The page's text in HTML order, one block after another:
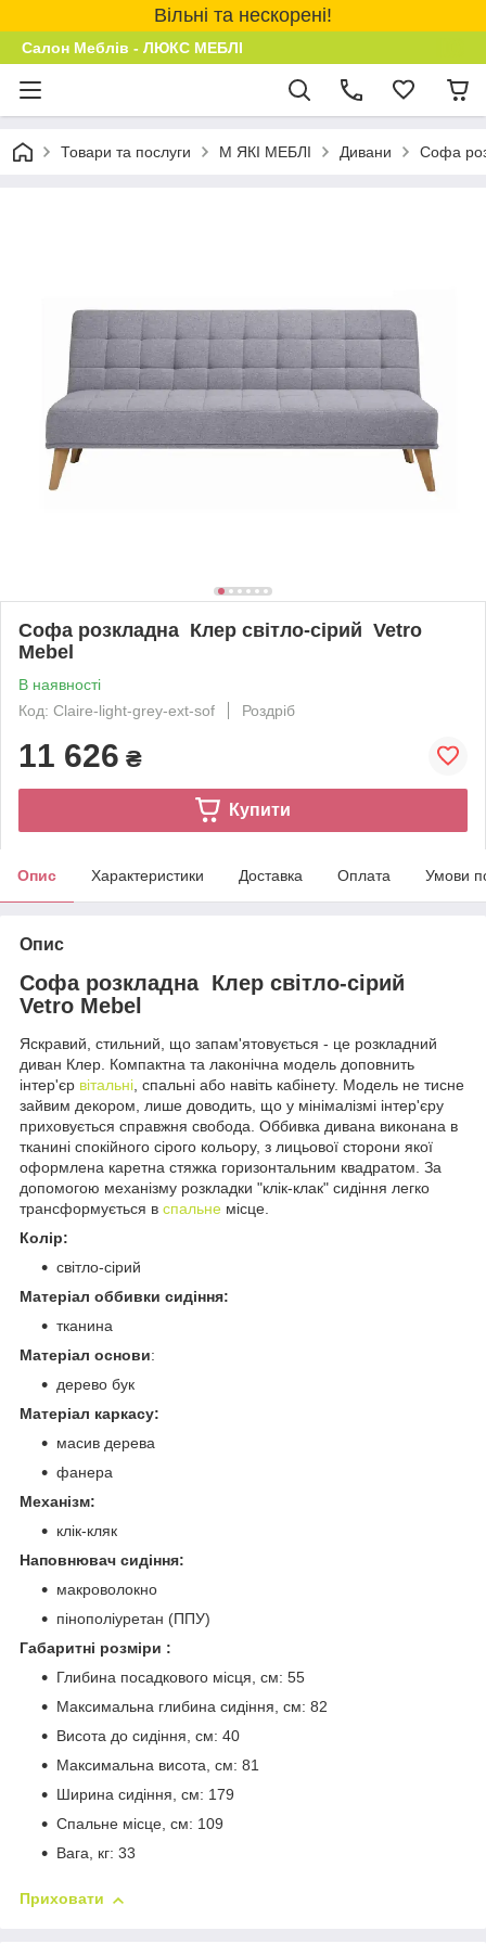
Вільні та нескорені!
Салон Меблів - ЛЮКС МЕБЛІ
Товари та послуги М ЯКІ МЕБЛІ Дивани Софа
Софа розкладна Клер світло-сірий Vetro
Mebel
В наявності
Код: Claire-light-grey-ext-sof
Роздріб
11 626 ₴
Купити
Опис Характеристики Доставка Оплата Умови
Опис
Софа розкладна Клер світло-сірий
Vetro Mebel
Яскравий, стильний, що запам'ятовується - це розкладний
диван Клер. Компактна та лаконічна модель доповнить
інтер'єр вітальні, спальні або навіть кабінету. Модель не тисне
зайвим декором, лише доводить, що у мінімалізмі інтер'єру
приховується справжня свобода. Оббивка дивана виконана в
тканині спокійного сірого кольору, з лицьової сторони якої
оформлена каретна стяжка горизонтальним квадратом. За
допомогою механізму розкладки "клік-клак" сидіння легко
трансформується в спальне місце.
Колір:
світло-сірий
Матеріал оббивки сидіння:
тканина
Матеріал основи:
дерево бук
Матеріал каркасу:
масив дерева
фанера
Механізм:
клік-кляк
Наповнювач сидіння:
макроволокно
пінополіуретан (ППУ)
Габаритні розміри :
Глибина посадкового місця, см: 55
Максимальна глибина сидіння, см: 82
Висота до сидіння, см: 40
Максимальна висота, см: 81
Ширина сидіння, см: 179
Спальне місце, см: 109
Вага, кг: 33
Приховати